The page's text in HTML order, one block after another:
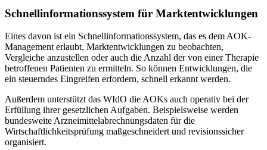
Schnellinformationssystem für Marktentwicklungen
Eines davon ist ein Schnellinformationssystem, das es dem AOK-
Management erlaubt, Marktentwicklungen zu beobachten,
Vergleiche anzustellen oder auch die Anzahl der von einer Therapie
betroffenen Patienten zu ermitteln. So können Entwicklungen, die
ein steuerndes Eingreifen erfordern, schnell erkannt werden.
Außerdem unterstützt das WIdO die AOKs auch operativ bei der
Erfüllung ihrer gesetzlichen Aufgaben. Beispielsweise werden
bundesweite Arzneimittelabrechnungsdaten für die
Wirtschaftlichkeitsprüfung maßgeschneidert und revisionssicher
organisiert.